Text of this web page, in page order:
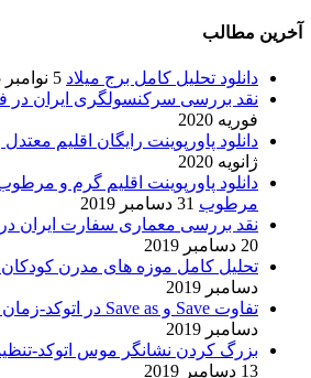
آخرین مطالب
دانلود تحلیل کامل برج میلاد 5 نوامبر 2025
نقد بررسی سرکنسولگری ایران در
فوریه 2020
دانلود پاورپوینت رایگان اقلیم
ژانویه 2020
دانلود پاورپوینت اقلیم گرم و
مرطوب 31 دسامبر 2019
نقد بررسی معماری سفارت ایران در
20 دسامبر 2019
تحلیل کامل موزه های مدرن کودکان
دسامبر 2019
تفاوت Save و Save as در اتوکد-زمان autocad Save as
دسامبر 2019
بزرگ کردن نشانگر موس اتوکد-
13 دسامبر 2019